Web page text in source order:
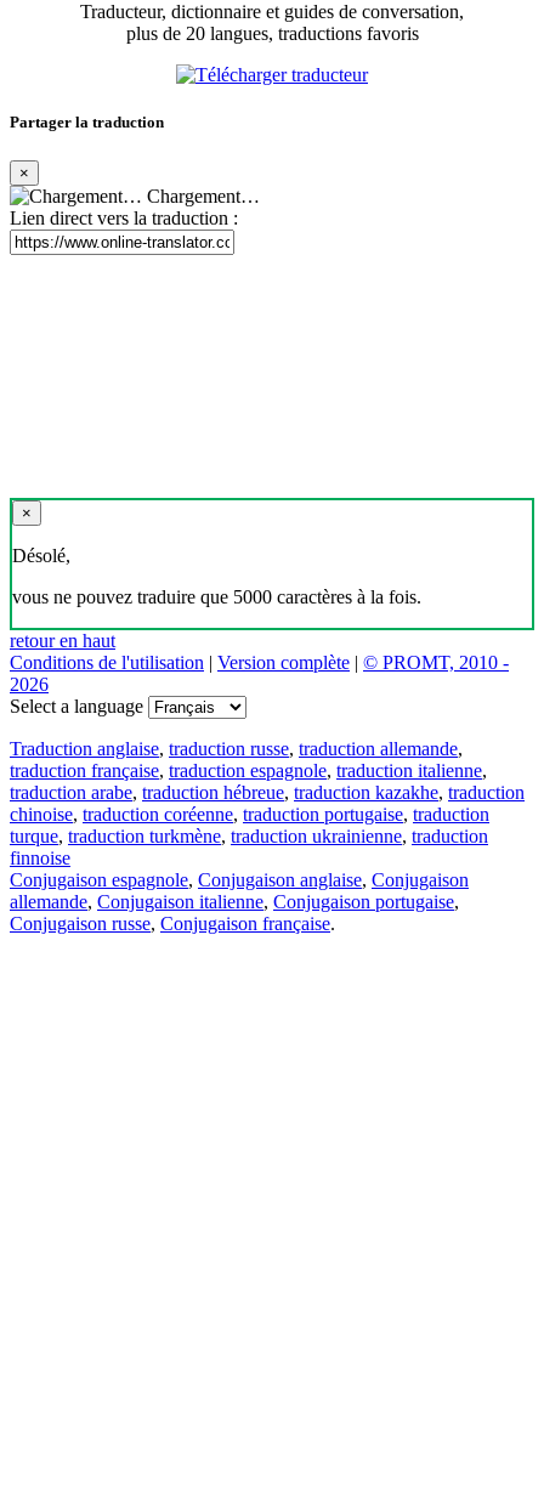
Traducteur, dictionnaire et guides de conversation,
plus de 20 langues, traductions favoris
Partager la traduction
×
Chargement…
Lien direct vers la traduction :
×
Désolé,
vous ne pouvez traduire que 5000 caractères à la fois.
retour en haut
Conditions de l'utilisation | Version complète | © PROMT, 2010 -
2026
Select a language
Traduction anglaise, traduction russe, traduction allemande,
traduction française, traduction espagnole, traduction italienne,
traduction arabe, traduction hébreue, traduction kazakhe, traduction
chinoise, traduction coréenne, traduction portugaise, traduction
turque, traduction turkmène, traduction ukrainienne, traduction
finnoise
Conjugaison espagnole, Conjugaison anglaise, Conjugaison
allemande, Conjugaison italienne, Conjugaison portugaise,
Conjugaison russe, Conjugaison française.